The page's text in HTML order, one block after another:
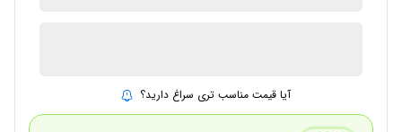
آیا قیمت مناسب تری سراغ دارید؟